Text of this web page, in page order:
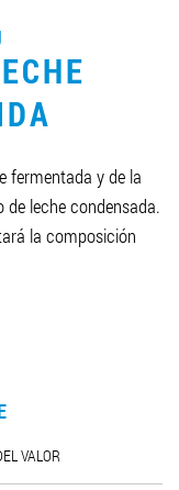
fermentada y de la
leche condensada.
la composición
VALOR